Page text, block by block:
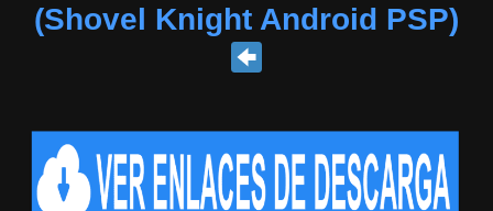
(Shovel Knight Android PSP)